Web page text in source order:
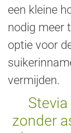
een kleine
nodig meer
optie voor
vermijden.
zonder